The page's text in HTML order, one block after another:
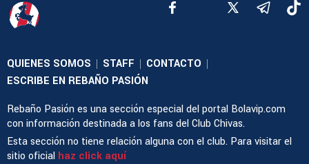
QUIENES SOMOS | STAFF | CONTACTO |
ESCRIBE EN REBAÑO PASIÓN
Rebaño Pasión es una sección especial del portal Bolavip.com
con información destinada a los fans del Club Chivas.
Esta sección no tiene relación alguna con el club. Para visitar el
sitio oficial haz click aquí